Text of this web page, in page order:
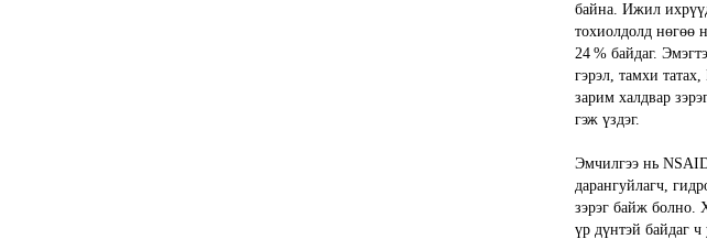
байна. Ижил
тохиолдолд нөгөө
24 % байдаг.
гэрэл, тамхи
зарим халдвар
гэж үздэг.
Эмчилгээ нь
дарангуйлагч,
зэрэг байж болно.
үр дүнтэй байдаг ч